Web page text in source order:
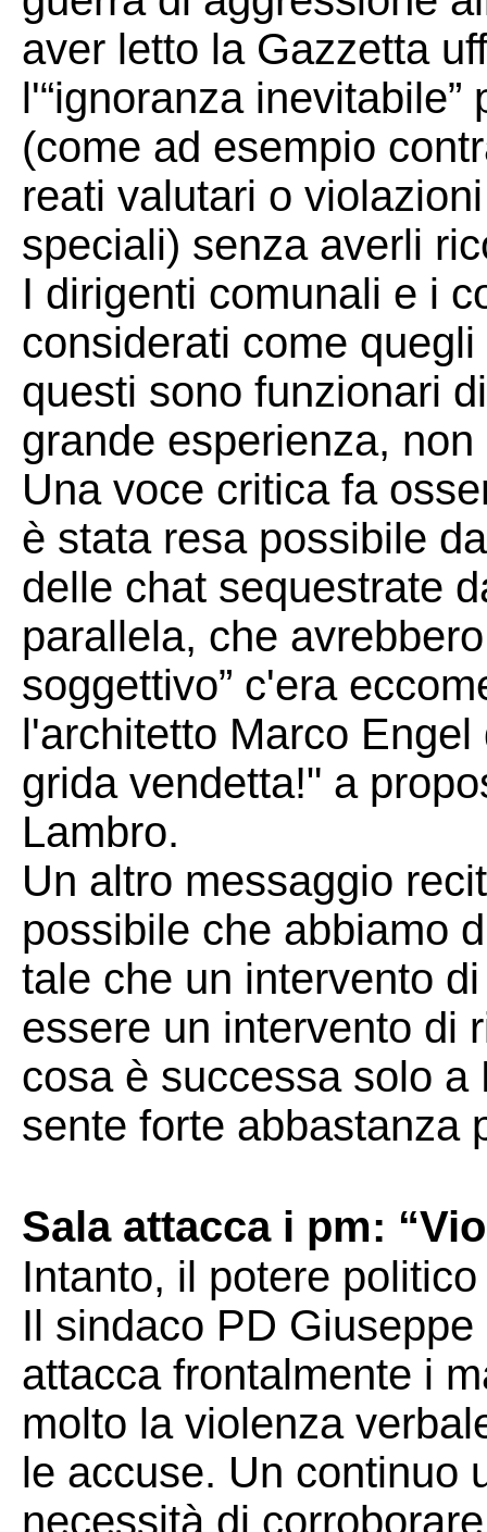
aver letto la Gazzetta
l'“ignoranza
(come ad esempio
reati valutari o
speciali) senza averli
I dirigenti comunali e i
considerati come
questi sono funzionari
grande esperienza,
Una voce critica fa
è stata resa possibile
delle chat sequestrate
parallela, che
soggettivo” c'era
l'architetto Marco
grida vendetta!" a
Lambro.
Un altro messaggio
possibile che abbiamo
tale che un intervento
essere un intervento di
cosa è successa solo
sente forte abbastanza
Sala attacca i pm:
Intanto, il potere
Il sindaco PD
attacca frontalmente i
molto la violenza
le accuse. Un continuo
necessità di